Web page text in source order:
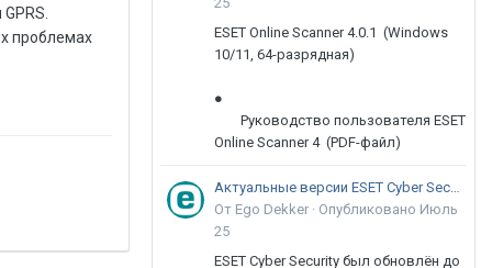
проблемах
ESET Online Scanner 4.0.1 (Windows
10/11, 64-разрядная)
●
Руководство пользователя ESET
Online Scanner 4 (PDF-файл)
Актуальные версии ESET Cyber Security 9
От Ego Dekker · Опубликовано Июль
25
ESET Cyber Security был обновлён до